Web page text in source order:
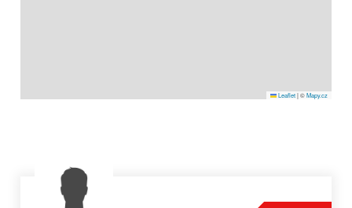
Leaflet |©Mapy.cz